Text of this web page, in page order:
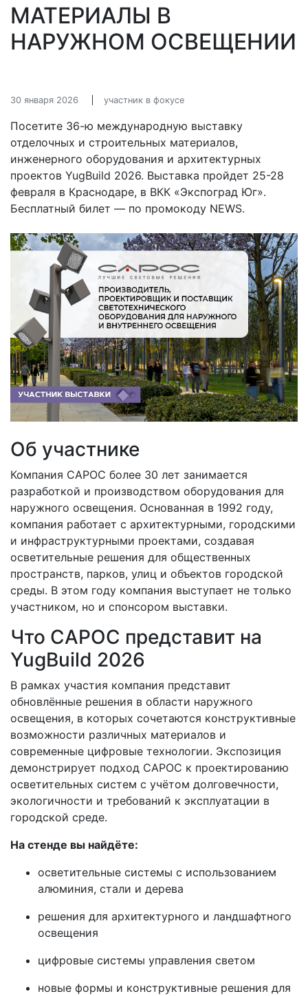
МАТЕРИАЛЫ В
НАРУЖНОМ ОСВЕЩЕНИИ
30 января 2026 участник в фокусе
Посетите 36-ю международную выставку
отделочных и строительных материалов,
инженерного оборудования и архитектурных
проектов YugBuild 2026. Выставка пройдет 25-28
февраля в Краснодаре, в ВКК «Экспоград Юг».
Бесплатный билет — по промокоду NEWS.
Об участнике
Компания САРОС более 30 лет занимается
разработкой и производством оборудования для
наружного освещения. Основанная в 1992 году,
компания работает с архитектурными, городскими
и инфраструктурными проектами, создавая
осветительные решения для общественных
пространств, парков, улиц и объектов городской
среды. В этом году компания выступает не только
участником, но и спонсором выставки.
Что САРОС представит на
YugBuild 2026
В рамках участия компания представит
обновлённые решения в области наружного
освещения, в которых сочетаются конструктивные
возможности различных материалов и
современные цифровые технологии. Экспозиция
демонстрирует подход САРОС к проектированию
осветительных систем с учётом долговечности,
экологичности и требований к эксплуатации в
городской среде.
На стенде вы найдёте:
осветительные системы с использованием
алюминия, стали и дерева
решения для архитектурного и ландшафтного
освещения
цифровые системы управления светом
новые формы и конструктивные решения для